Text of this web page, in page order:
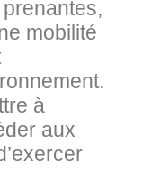
mobilité
à
aux